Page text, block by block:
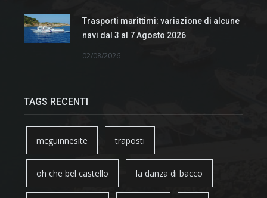
Trasporti marittimi: variazione di alcune
navi dal 3 al 7 Agosto 2026
02/08/2026
TAGS RECENTI
mcguinnesite traposti
oh che bel castello la danza di bacco